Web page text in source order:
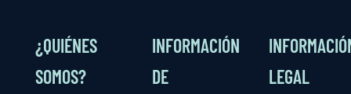
¿QUIÉNES
SOMOS?
INFORMACIÓN
DE
LEGAL